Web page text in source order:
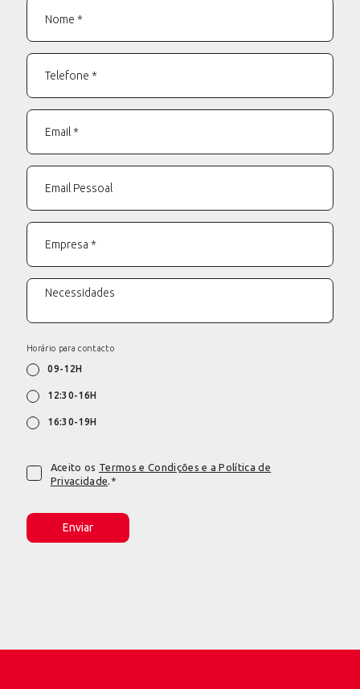
Horário para contacto
09-12H
12:30-16H
16:30-19H
Aceito os Termos e Condições e a Política de
Privacidade.*